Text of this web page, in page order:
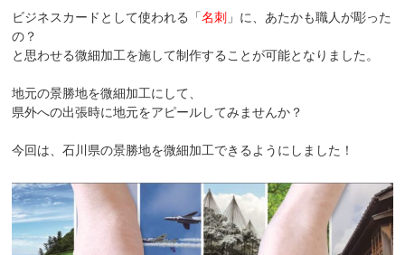
ビジネスカードとして使われる「名刺 」に、あたかも職人が彫った
の？
と思わせる微細加工を施して制作することが可能となりました。
地元の景勝地を微細加工にして、
県外への出張時に地元をアピールしてみませんか？
今回は、石川県の景勝地を微細加工できるようにしました！